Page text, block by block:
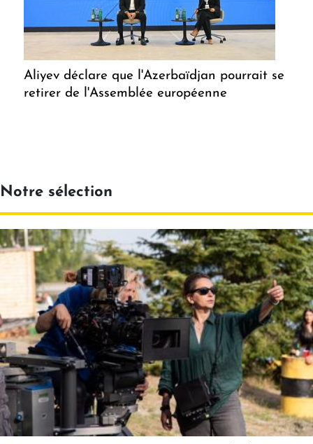
Aliyev déclare que l'Azerbaïdjan pourrait se
retirer de l'Assemblée européenne
Notre sélection